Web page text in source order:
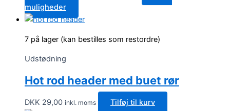
DKK 14,00
muligheder
vare
flere
kan
vælges
på
7 på lager (kan bestilles som restordre)
Udstødning
Hot rod header med buet rør
DKK 29,00 inkl. moms Tilføj til kurv